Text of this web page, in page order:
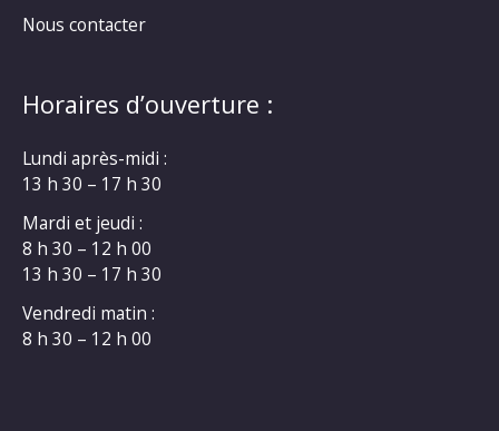
Nous contacter
Horaires d’ouverture :
Lundi après-midi :
13 h 30 – 17 h 30
Mardi et jeudi :
8 h 30 – 12 h 00
13 h 30 – 17 h 30
Vendredi matin :
8 h 30 – 12 h 00